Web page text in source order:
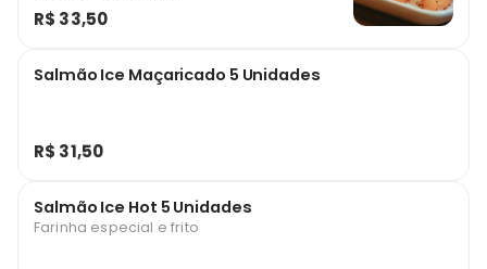
R$ 33,50
Salmão Ice Maçaricado 5 Unidades
R$ 31,50
Salmão Ice Hot 5 Unidades
Farinha especial e frito